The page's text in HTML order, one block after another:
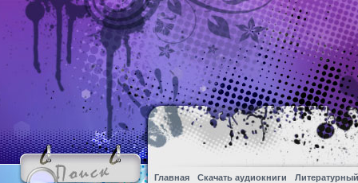
Главная Скачать аудиокниги